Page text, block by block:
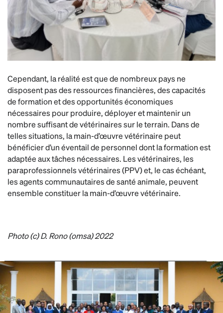
Cependant, la réalité est que de nombreux pays ne
disposent pas des ressources financières, des capacités
de formation et des opportunités économiques
nécessaires pour produire, déployer et maintenir un
nombre suffisant de vétérinaires sur le terrain. Dans de
telles situations, la main-d’œuvre vétérinaire peut
bénéficier d’un éventail de personnel dont la formation est
adaptée aux tâches nécessaires. Les vétérinaires, les
paraprofessionnels vétérinaires (PPV) et, le cas échéant,
les agents communautaires de santé animale, peuvent
ensemble constituer la main-d’œuvre vétérinaire.
Photo (c) D. Rono (omsa) 2022